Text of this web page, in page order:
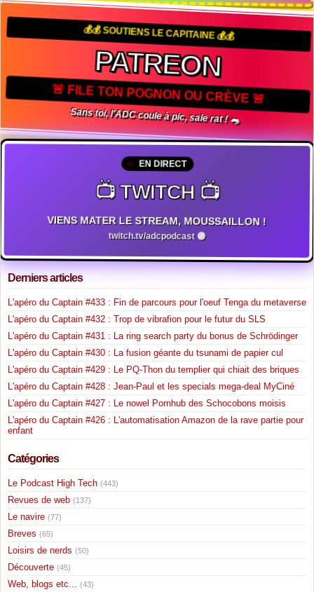
💰💰 SOUTIENS LE CAPITAINE 💰💰
PATREON
🚨 FILE TON POGNON OU CRÈVE 🚨
Sans toi, l'ADC coule à pic, sale rat ! 🐀
EN DIRECT
📺 TWITCH 📺
VIENS MATER LE STREAM, MOUSSAILLON !
twitch.tv/adcpodcast 🟣
Derniers articles
L'apéro du Captain #433 : Fin de parcours pour l'oeuf Tenga du metaverse
L'apéro du Captain #432 : Trop de vibrafion pour le futur du SLS
L'apéro du Captain #431 : La ring search party du bonus de Schrödinger
L'apéro du Captain #430 : La fusion géante du tsunami de papier cul
L'apéro du Captain #429 : Le PQ-Thon du templier qui chiait des briques
L'apéro du Captain #428 : Jean-Paul et les specials mega-deal MyCiné
L'apéro du Captain #427 : Le nowel Pornhub des Schocobons moisis
L'apéro du Captain #426 : L'automatisation Amazon de la rave partie pour
enfant
Catégories
Le Podcast High Tech (443)
Revues de web (137)
Le navire (77)
Breves (65)
Loisirs de nerds (50)
Découverte (45)
Web, blogs etc... (43)